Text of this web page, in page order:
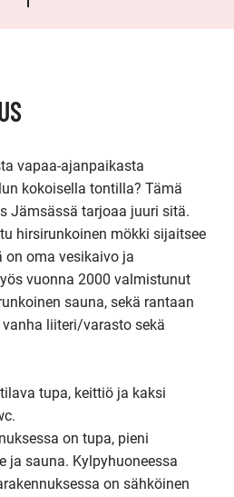
vapaa-ajanpaikasta
kokoisella tontilla? Tämä
Jämsässä tarjoaa juuri sitä.
hirsirunkoinen mökki sijaitsee
oma vesikaivo ja
vuonna 2000 valmistunut
sauna, sekä rantaan
liiteri/varasto sekä
tupa, keittiö ja kaksi
on tupa, pieni
ja sauna. Kylpyhuoneessa
on sähköinen